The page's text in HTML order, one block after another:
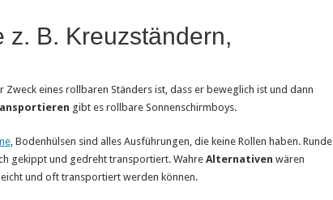
z. B. Kreuzständern,
Zweck eines rollbaren Ständers ist, dass er beweglich ist und dann
gibt es rollbare Sonnenschirmboys.
, Bodenhülsen sind alles Ausführungen, die keine Rollen haben. Runde
gekippt und gedreht transportiert. WahreAlternativen wären
und oft transportiert werden können.